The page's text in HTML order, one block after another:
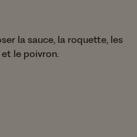
la sauce, la roquette, les
le poivron.